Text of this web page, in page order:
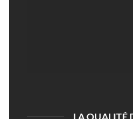
LA QUALITÉ